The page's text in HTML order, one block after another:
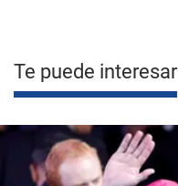
Te puede interesar